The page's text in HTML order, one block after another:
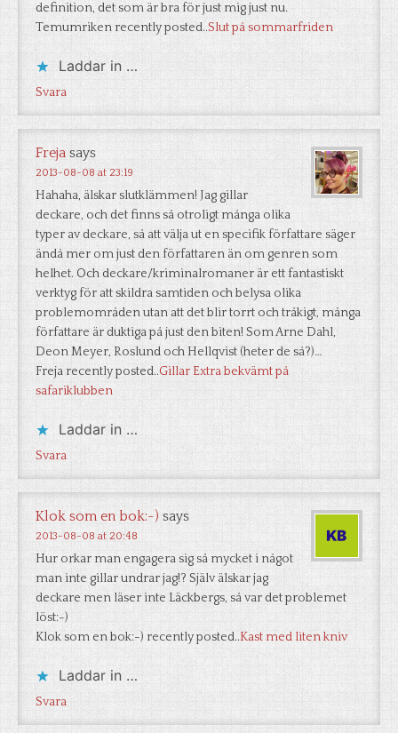
definition, det som är bra för just mig just nu.
Temumriken recently posted..Slut på sommarfriden
Laddar in …
Svara
Freja says
2013-08-08 at 23:19
Hahaha, älskar slutklämmen! Jag gillar
deckare, och det finns så otroligt många olika
typer av deckare, så att välja ut en specifik författare säger
ändå mer om just den författaren än om genren som
helhet. Och deckare/kriminalromaner är ett fantastiskt
verktyg för att skildra samtiden och belysa olika
problemområden utan att det blir torrt och tråkigt, många
författare är duktiga på just den biten! Som Arne Dahl,
Deon Meyer, Roslund och Hellqvist (heter de så?)…
Freja recently posted..Gillar Extra bekvämt på
safariklubben
Laddar in …
Svara
Klok som en bok:-) says
2013-08-08 at 20:48
Hur orkar man engagera sig så mycket i något
man inte gillar undrar jag!? Själv älskar jag
deckare men läser inte Läckbergs, så var det problemet
löst:-)
Klok som en bok:-) recently posted..Kast med liten kniv
Laddar in …
Svara